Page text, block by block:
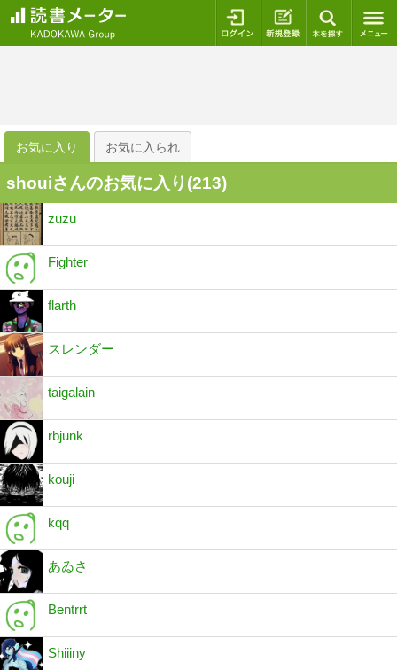
ログイン 新規登録
お気に入り お気に入られ
shouiさんのお気に入り(213)
zuzu
Fighter
flarth
スレンダー
taigalain
rbjunk
kouji
kqq
あゐさ
Bentrrt
Shiiiny